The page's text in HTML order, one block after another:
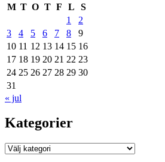
M T O T F L
S
1
2
3
4 5 6 7 8
9
10 11 12 13 14 15 16
17 18 19 20 21 22 23
24 25 26 27 28 29 30
31
« jul
Kategorier
Kategorier